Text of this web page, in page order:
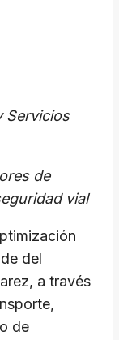
Servicios
de
vial
del
a través
de